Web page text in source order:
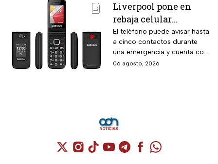
2026.
Liverpool pone en
rebaja celular
CellAllure Bienestar
para adultos mayores
con botón SOS y hasta
6 MSI
El teléfono puede avisar hasta
a cinco contactos durante
una emergencia y cuenta con
envío gratis a domicilio
06 agosto, 2026
Cuenta de X / Twitter (se abre en una
Cuenta de Instagram (se abre en una
Cuenta de TikTok (se abre en
Cuenta de YouTube (se abre
Cuenta de Telegram (se
Cuenta de
Cuenta de